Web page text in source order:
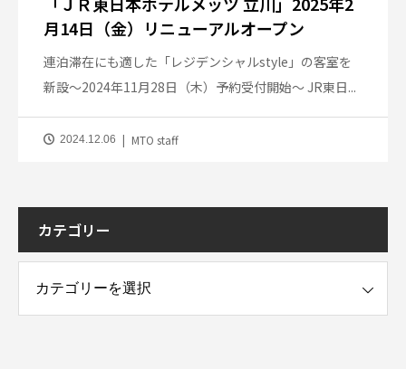
月14日（金）リニューアルオープン
連泊滞在にも適した「レジデンシャルstyle」の客室を
新設～2024年11月28日（木）予約受付開始～ JR東日...
2024.12.06 MTO staff
カテゴリー